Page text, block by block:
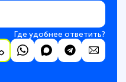
Где удобнее ответить?